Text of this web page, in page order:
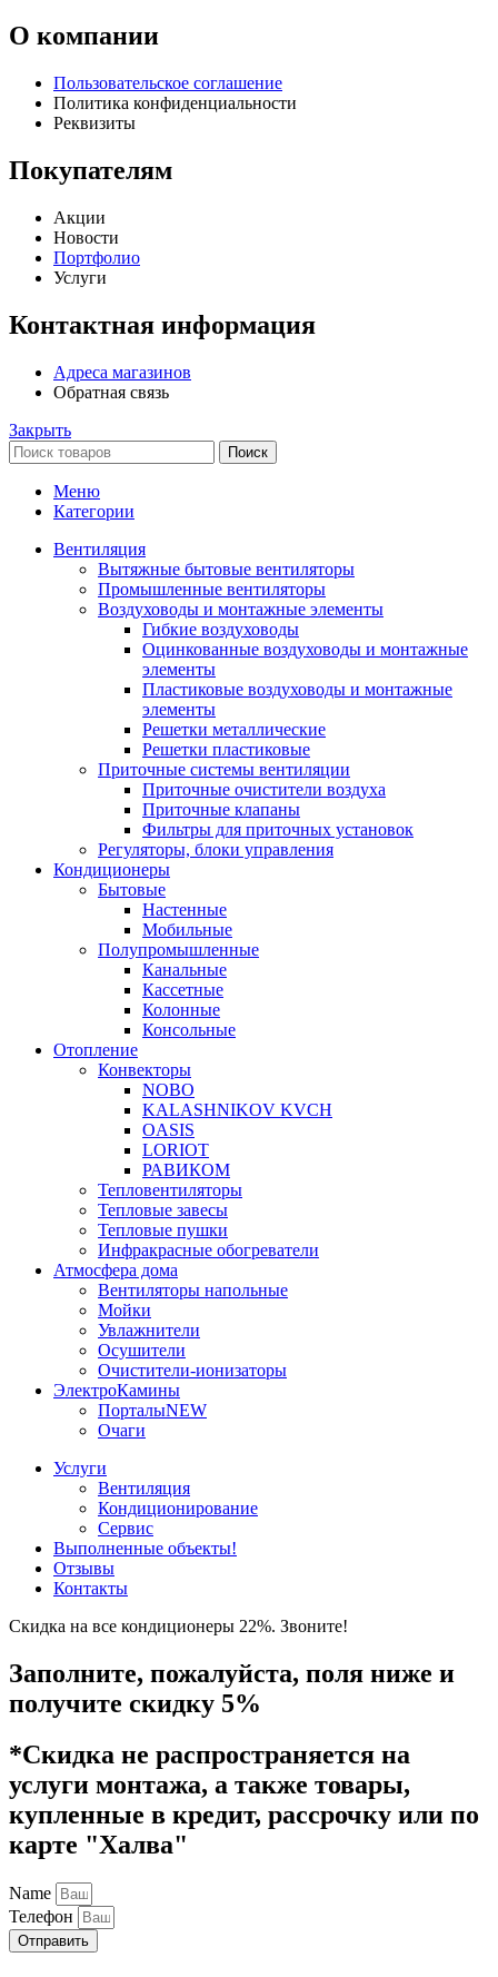
О компании
Пользовательское соглашение
Политика конфиденциальности
Реквизиты
Покупателям
Акции
Новости
Портфолио
Услуги
Контактная информация
Адреса магазинов
Обратная связь
Закрыть
Поиск
Меню
Категории
Вентиляция
Вытяжные бытовые вентиляторы
Промышленные вентиляторы
Воздуховоды и монтажные элементы
Гибкие воздуховоды
Оцинкованные воздуховоды и монтажные
элементы
Пластиковые воздуховоды и монтажные
элементы
Решетки металлические
Решетки пластиковые
Приточные системы вентиляции
Приточные очистители воздуха
Приточные клапаны
Фильтры для приточных установок
Регуляторы, блоки управления
Кондиционеры
Бытовые
Настенные
Мобильные
Полупромышленные
Канальные
Кассетные
Колонные
Консольные
Отопление
Конвекторы
NOBO
KALASHNIKOV KVCH
OASIS
LORIOT
РАВИКОМ
Тепловентиляторы
Тепловые завесы
Тепловые пушки
Инфракрасные обогреватели
Атмосфера дома
Вентиляторы напольные
Мойки
Увлажнители
Осушители
Очистители-ионизаторы
ЭлектроКамины
ПорталыNEW
Очаги
Услуги
Вентиляция
Кондиционирование
Сервис
Выполненные объекты!
Отзывы
Контакты
Скидка на все кондиционеры 22%. Звоните!
Заполните, пожалуйста, поля ниже и
получите скидку 5%
*Скидка не распространяется на
услуги монтажа, а также товары,
купленные в кредит, рассрочку или по
карте "Халва"
Name
Телефон
Отправить